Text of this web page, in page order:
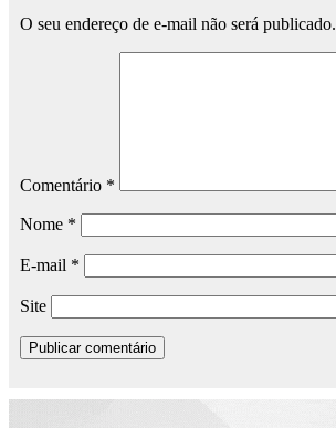
O seu endereço de e-mail não será publicado.
Comentário *
Nome *
E-mail *
Site